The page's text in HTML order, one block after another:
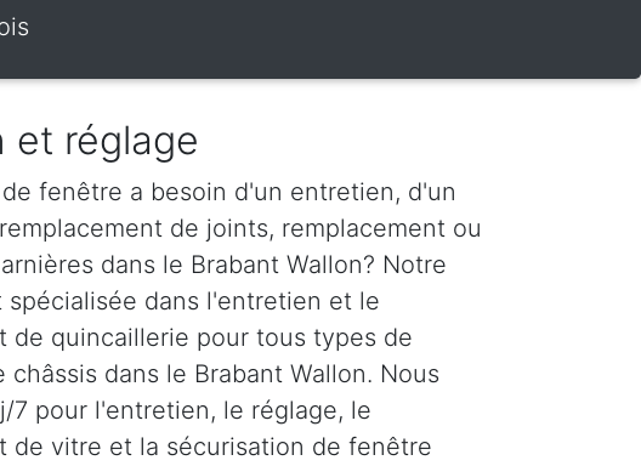
et réglage
fenêtre a besoin d'un entretien, d'un
de joints, remplacement ou
dans le Brabant Wallon? Notre
spécialisée dans l'entretien et le
de quincaillerie pour tous types de
dans le Brabant Wallon. Nous
7 pour l'entretien, le réglage, le
de vitre et la sécurisation de fenêtre